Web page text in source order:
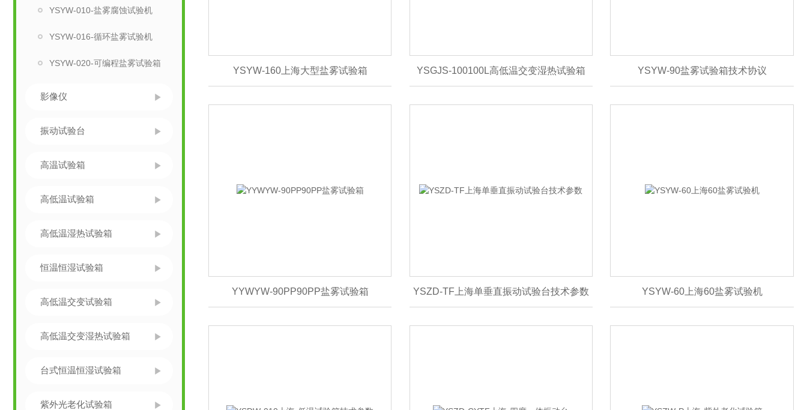
YSYW-010-盐雾腐蚀试验机
YSYW-016-循环盐雾试验机
YSYW-020-可编程盐雾试验箱
影像仪
振动试验台
高温试验箱
高低温试验箱
高低温湿热试验箱
恒温恒湿试验箱
高低温交变试验箱
高低温交变湿热试验箱
台式恒温恒湿试验箱
紫外光老化试验箱
YSYW-160上海大型盐雾试验箱 YSGJS-100100L高低温交变湿热试验箱 YSYW-90盐雾试验箱技术协议
YYWYW-90PP90PP盐雾试验箱 YSZD-TF上海单垂直振动试验台技术参数 YSYW-60上海60盐雾试验机